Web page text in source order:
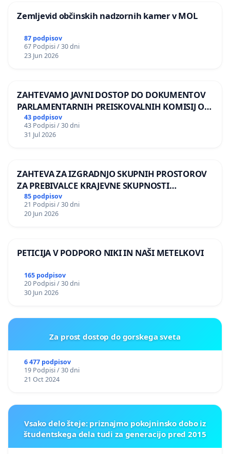
Zemljevid občinskih nadzornih kamer v MOL
87 podpisov
67 Podpisi / 30 dni
23 Jun 2026
ZAHTEVAMO JAVNI DOSTOP DO DOKUMENTOV
PARLAMENTARNIH PREISKOVALNIH KOMISIJ O
ILEGALNI TRGOVINI Z OROŽJEM
43 podpisov
43 Podpisi / 30 dni
31 Jul 2026
ZAHTEVA ZA IZGRADNJO SKUPNIH PROSTOROV
ZA PREBIVALCE KRAJEVNE SKUPNOSTI
PRESTRANEK
85 podpisov
21 Podpisi / 30 dni
20 Jun 2026
PETICIJA V PODPORO NIKI IN NAŠI METELKOVI
165 podpisov
20 Podpisi / 30 dni
30 Jun 2026
Za prost dostop do gorskega sveta
6 477 podpisov
19 Podpisi / 30 dni
21 Oct 2024
Vsako delo šteje: priznajmo pokojninsko dobo iz
študentskega dela tudi za generacijo pred 2015